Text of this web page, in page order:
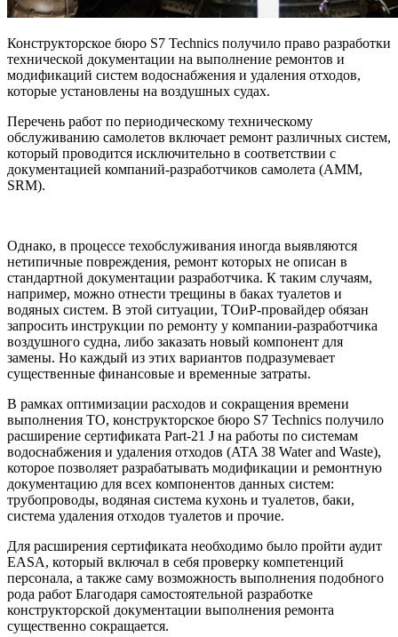
Конструкторское бюро S7 Technics получило право разработки
технической документации на выполнение ремонтов и
модификаций систем водоснабжения и удаления отходов,
которые установлены на воздушных судах.
Перечень работ по периодическому техническому
обслуживанию самолетов включает ремонт различных систем,
который проводится исключительно в соответствии с
документацией компаний-разработчиков самолета (AMM,
SRM).
Однако, в процессе техобслуживания иногда выявляются
нетипичные повреждения, ремонт которых не описан в
стандартной документации разработчика. К таким случаям,
например, можно отнести трещины в баках туалетов и
водяных систем. В этой ситуации, ТОиР-провайдер обязан
запросить инструкции по ремонту у компании-разработчика
воздушного судна, либо заказать новый компонент для
замены. Но каждый из этих вариантов подразумевает
существенные финансовые и временные затраты.
В рамках оптимизации расходов и сокращения времени
выполнения ТО, конструкторское бюро S7 Technics получило
расширение сертификата Part-21 J на работы по системам
водоснабжения и удаления отходов (ATA 38 Water and Waste),
которое позволяет разрабатывать модификации и ремонтную
документацию для всех компонентов данных систем:
трубопроводы, водяная система кухонь и туалетов, баки,
система удаления отходов туалетов и прочие.
Для расширения сертификата необходимо было пройти аудит
EASA, который включал в себя проверку компетенций
персонала, а также саму возможность выполнения подобного
рода работ Благодаря самостоятельной разработке
конструкторской документации выполнения ремонта
существенно сокращается.